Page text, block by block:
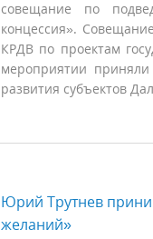
совещание по
концессия».
КРДВ по проектам
мероприятии приняли
развития субъектов
Юрий Трутнев
желаний»